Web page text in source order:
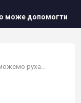
"Нам самим